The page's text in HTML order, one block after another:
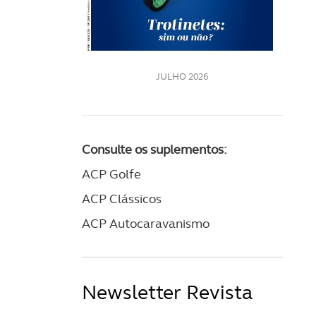
JULHO 2026
Consulte os suplementos:
ACP Golfe
ACP Clássicos
ACP Autocaravanismo
Newsletter Revista